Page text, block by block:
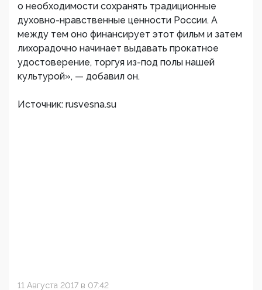
о необходимости сохранять традиционные
духовно-нравственные ценности России. А
между тем оно финансирует этот фильм и затем
лихорадочно начинает выдавать прокатное
удостоверение, торгуя из-под полы нашей
культурой», — добавил он.
Источник: rusvesna.su
11 Августа 2017 в 07:42